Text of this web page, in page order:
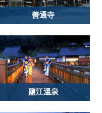
善通寺
鹽江溫泉